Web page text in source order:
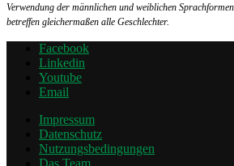
Verwendung der männlichen und weiblichen
betreffen gleichermaßen alle Geschlechter.
Facebook
Linkedin
Youtube
Email
Impressum
Datenschutz
Nutzungsbedingungen
Das Team